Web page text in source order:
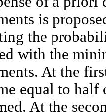
is
the
with the
At the
equal to half
At the